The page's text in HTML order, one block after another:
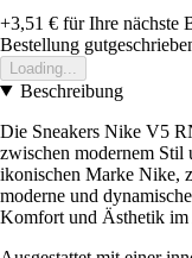
+3,51 € für Ihre nächste
Bestellung
Loading...
Beschreibung
Die Sneakers Nike V5
zwischen modernem
ikonischen Marke Nike,
moderne und
Komfort und Ästhetik im